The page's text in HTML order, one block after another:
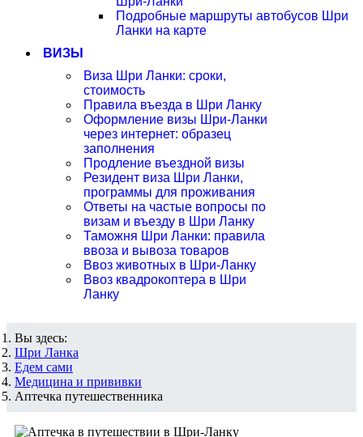
Подробные маршруты автобусов Шри
Ланки на карте
ВИЗЫ
Виза Шри Ланки: сроки,
стоимость
Правила въезда в Шри Ланку
Оформление визы Шри-Ланки
через интернет: образец
заполнения
Продление въездной визы
Резидент виза Шри Ланки,
программы для проживания
Ответы на частые вопросы по
визам и въезду в Шри Ланку
Таможня Шри Ланки: правила
ввоза и вывоза товаров
Ввоз животных в Шри-Ланку
Ввоз квадрокоптера в Шри
Ланку
Вы здесь:
Шри Ланка
Едем сами
Медицина и прививки
Аптечка путешественника